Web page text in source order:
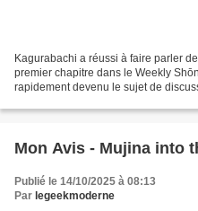
Kagurabachi a réussi à faire parler
premier chapitre dans le Weekly
rapidement devenu le sujet de
Mon Avis - Mujina into
Publié le 14/10/2025 à 08:13
Par legeekmoderne